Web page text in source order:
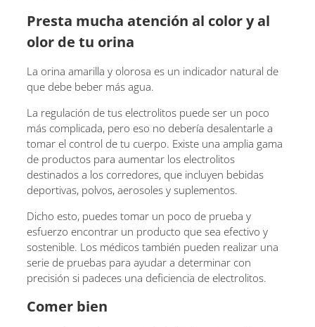
Presta mucha atención al color y al
olor de tu orina
La orina amarilla y olorosa es un indicador natural de
que debe beber más agua.
La regulación de tus electrolitos puede ser un poco
más complicada, pero eso no debería desalentarle a
tomar el control de tu cuerpo. Existe una amplia gama
de productos para aumentar los electrolitos
destinados a los corredores, que incluyen bebidas
deportivas, polvos, aerosoles y suplementos.
Dicho esto, puedes tomar un poco de prueba y
esfuerzo encontrar un producto que sea efectivo y
sostenible. Los médicos también pueden realizar una
serie de pruebas para ayudar a determinar con
precisión si padeces una deficiencia de electrolitos.
Comer bien